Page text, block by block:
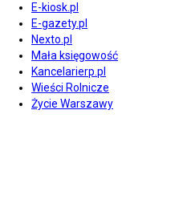
E-kiosk.pl
E-gazety.pl
Nexto.pl
Mała księgowość
Kancelarierp.pl
Wieści Rolnicze
Życie Warszawy